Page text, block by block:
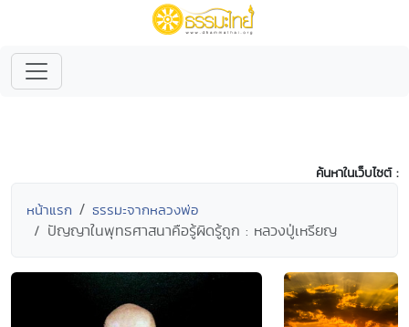
ค้นหาในเว็บไซต์ :
หน้าแรก ธรรมะจากหลวงพ่อ
ปัญญาในพุทธศาสนาคือรู้ผิดรู้ถูก : หลวงปู่เหรียญ